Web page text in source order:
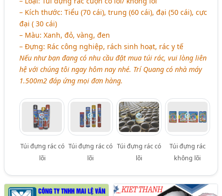
– Kích thước: Tiểu (70 cái), trung (60 cái), đại (50 cái), cực
đại ( 30 cái)
– Màu: Xanh, đỏ, vàng, đen
– Đựng: Rác công nghiệp, rách sinh hoạt, rác y tế
Nếu như bạn đang có nhu cầu đặt mua túi rác, vui lòng liên
hệ với chúng tôi ngay hôm nay nhé. Trí Quang có nhà máy
1.500m2 đáp ứng mọi đơn hàng.
Túi đựng rác có
lõi
Túi đựng rác có
lõi
Túi đựng rác có
lõi
Túi đựng rác
không lõi